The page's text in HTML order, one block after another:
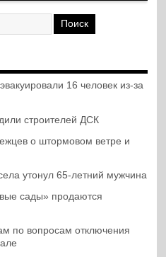
16 человек из-за
строителей ДСК
о штормовом ветре и
утонул 65-летний мужчина
сады» продаются
по вопросам отключения